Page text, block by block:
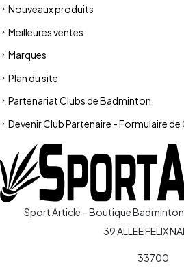
Nouveaux produits
Meilleures ventes
Marques
Plan du site
Partenariat Clubs de Badminton
Devenir Club Partenaire - Formulaire
Sport Article – Boutique
39 ALLEE FELIX
33700